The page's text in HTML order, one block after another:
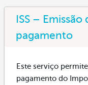
ISS – Emissão
pagamento
Este serviço
pagamento do